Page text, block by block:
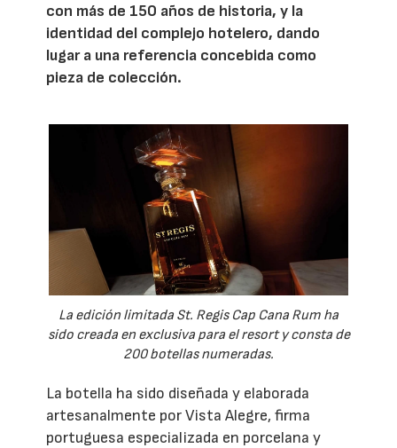
con más de 150 años de historia, y la
identidad del complejo hotelero, dando
lugar a una referencia concebida como
pieza de colección.
La edición limitada St. Regis Cap Cana Rum ha
sido creada en exclusiva para el resort y consta de
200 botellas numeradas.
La botella ha sido diseñada y elaborada
artesanalmente por Vista Alegre, firma
portuguesa especializada en porcelana y